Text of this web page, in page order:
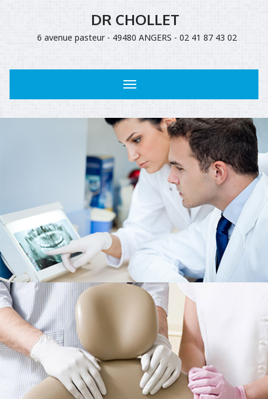
DR CHOLLET
6 avenue pasteur - 49480 ANGERS - 02 41 87 43 02
Toggle
navigation